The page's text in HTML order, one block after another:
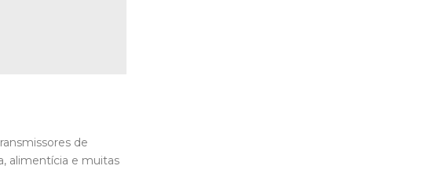
de
alimentícia e muitas